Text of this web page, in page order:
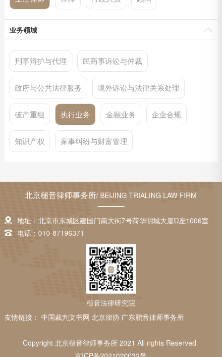
业务领域
刑事辩护与代理 民商事诉讼与仲裁
政府与公共法律服务 境外诉讼与法律关系处理
破产重组 执行业务 金融业务 企业合规
知识产权 家事纠纷与财富管理
北京槌音律师事务所/ BEIJING TRIALING LAW FIRM
地址：北京市东城区建国门南大街7号荷华明城大厦D座1006室
电话：010-87196371
槌音法律研究院
友情链接： 中国裁判文书网 北京律协 广东鹏音律师事务所
Copyright 北京槌音律师事务所 2021 All rights Reserved